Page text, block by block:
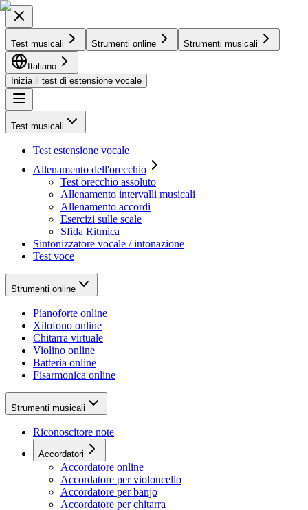
Test musicali Strumenti online Strumenti musicali
Italiano
Inizia il test di estensione vocale
Test musicali
Test estensione vocale
Allenamento dell'orecchio
Test orecchio assoluto
Allenamento intervalli musicali
Allenamento accordi
Esercizi sulle scale
Sfida Ritmica
Sintonizzatore vocale / intonazione
Test voce
Strumenti online
Pianoforte online
Xilofono online
Chitarra virtuale
Violino online
Batteria online
Fisarmonica online
Strumenti musicali
Riconoscitore note
Accordatori
Accordatore online
Accordatore per violoncello
Accordatore per banjo
Accordatore per chitarra